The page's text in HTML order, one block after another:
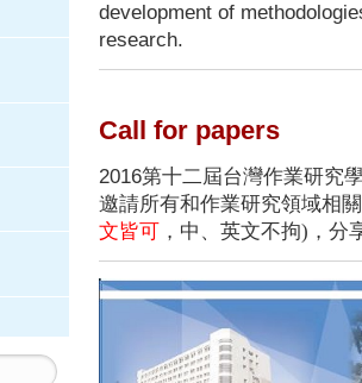
development of
research.
Call for papers
2016第十二屆台灣作業研究
邀請所有和作業研究領域相
文皆可 ，中、英文不拘)，分